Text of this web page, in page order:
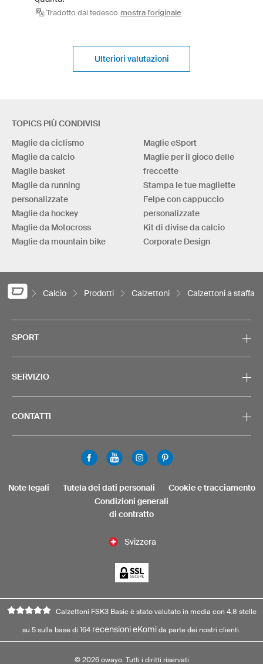
Tradotto dal tedesco mostra l'originale
Ulteriori valutazioni
TOPICS PIÙ CONDIVISI
Maglie da ciclismo
Maglie da calcio
Maglie basket
Maglie da running
personalizzate
Maglie da hockey
Maglie da Motocross
Maglie da mountain bike
Maglie eSport
Maglie per il gioco delle
freccette
Stampa le tue magliette
Felpe con cappuccio
personalizzate
Kit di divise da calcio
Corporate Design
Calcio Prodotti Calzettoni Calzettoni a staffa
SPORT
SERVIZIO
CONTATTI
Svizzera
Note legali Tutela dei dati personali
Cookie e tracciamento
Condizioni generali
di contratto
Calzettoni FSK3 Basic è stato valutato in media con 4.8 stelle
su 5 sulla base di 164 recensioni eKomi da parte dei nostri clienti.
© 2026owayo. Tutti i diritti riservati